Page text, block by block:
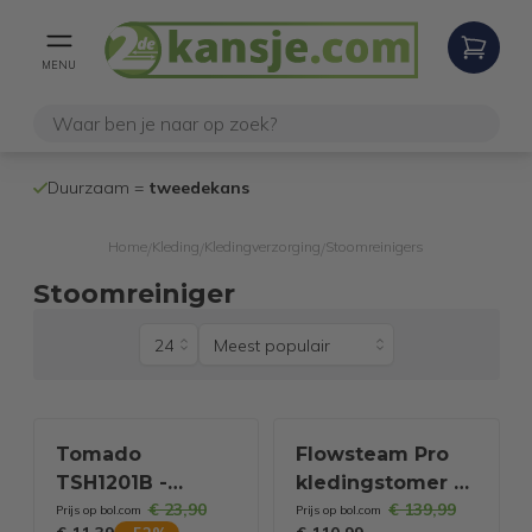
MENU
Duurzaam = tweedekans
Home Kleding Kledingverzorging Stoomreinigers
Stoomreiniger
Tomado
TSH1201B -
Kledingstomer -
Prijs op bol.com € 23,90
Flowsteam Pro
kledingstomer –
krachtige
Prijs op bol.com € 139,99